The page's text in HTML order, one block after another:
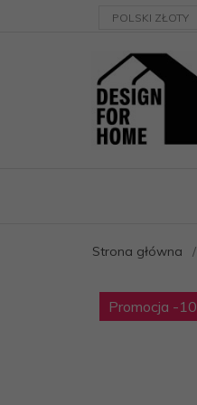
currency_h
Strona główna
Promocja -10